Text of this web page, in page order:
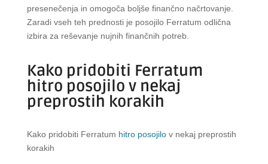
presenečenja in omogoča boljše finančno načrtovanje.
Zaradi vseh teh prednosti je posojilo Ferratum odlična
izbira za reševanje nujnih finančnih potreb.
Kako pridobiti Ferratum
hitro posojilo v nekaj
preprostih korakih
Kako pridobiti Ferratum hitro posojilov nekaj preprostih
korakih